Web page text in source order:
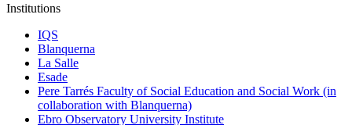
Institutions
IQS
Blanquerna
La Salle
Esade
Pere Tarrés Faculty of Social Education and Social Work (in
collaboration with Blanquerna)
Ebro Observatory University Institute